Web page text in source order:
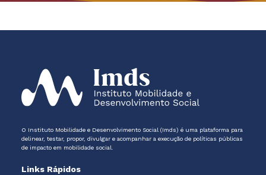
O Instituto Mobilidade e Desenvolvimento Social (Imds) é uma plataforma para
delinear, testar, propor, divulgar e acompanhar a execução de políticas públicas
de impacto em mobilidade social.
Links Rápidos